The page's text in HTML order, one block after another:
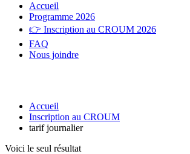
Accueil
Programme 2026
👉 Inscription au CROUM 2026
FAQ
Nous joindre
Accueil
Inscription au CROUM
tarif journalier
Voici le seul résultat